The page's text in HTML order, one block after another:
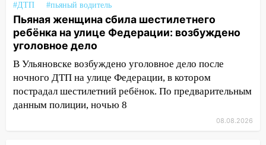
13:12
Дерево пробило крышу дома на
Новгородской в Ульяновске и рухнуло
на электрощит
13:10 В Заволжском районе дерево
упало во дворе
13:08 Ураган ударил по Ульяновску:
сорванные крыши, поваленные деревья,
затопленные улицы и остановившиеся
#ДТП
#пьяный водитель
Пьяная женщина сбила шестилетнего
ребёнка на улице Федерации: возбуждено
уголовное дело
В Ульяновске возбуждено уголовное дело после
ночного ДТП на улице Федерации, в котором
пострадал шестилетний ребёнок. По предварительным
данным полиции, ночью 8
08.08.2026